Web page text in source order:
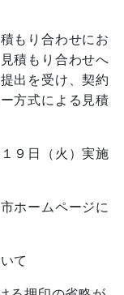
もり合わせにお
積もり合わせへ
出を受け、契約
方式による見積
９日（火）実施
ホームページに
て